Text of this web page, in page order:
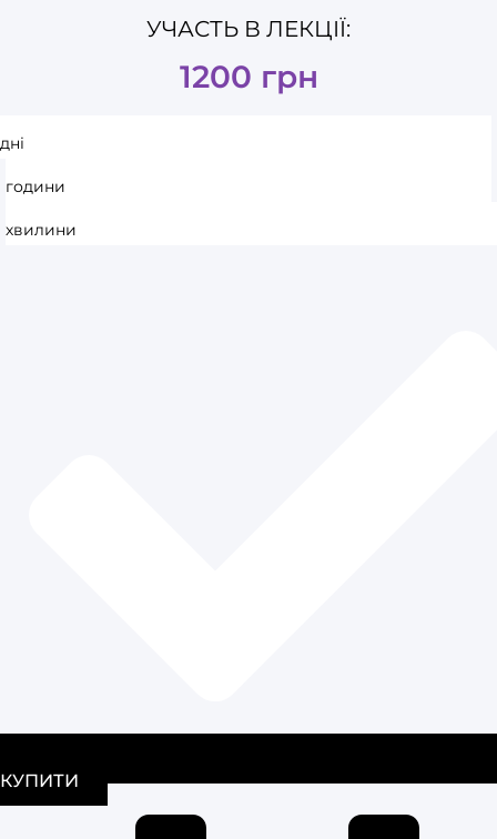
УЧАСТЬ В ЛЕКЦІЇ:
1200 грн
дні
години
хвилини
КУПИТИ